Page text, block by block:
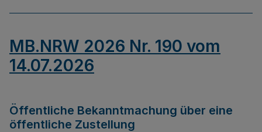
MB.NRW 2026 Nr. 190 vom
14.07.2026
Öffentliche Bekanntmachung über eine
öffentliche Zustellung